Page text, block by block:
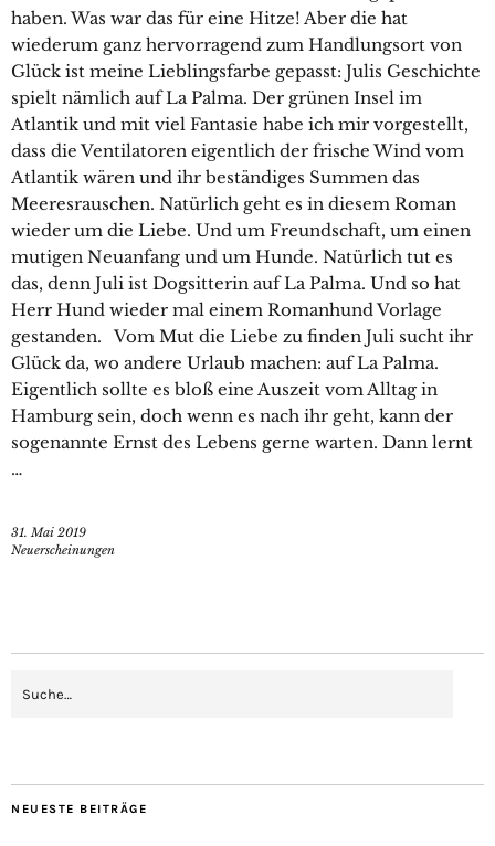
haben. Was war das für eine Hitze! Aber die hat
wiederum ganz hervorragend zum Handlungsort von
Glück ist meine Lieblingsfarbe gepasst: Julis Geschichte
spielt nämlich auf La Palma. Der grünen Insel im
Atlantik und mit viel Fantasie habe ich mir vorgestellt,
dass die Ventilatoren eigentlich der frische Wind vom
Atlantik wären und ihr beständiges Summen das
Meeresrauschen. Natürlich geht es in diesem Roman
wieder um die Liebe. Und um Freundschaft, um einen
mutigen Neuanfang und um Hunde. Natürlich tut es
das, denn Juli ist Dogsitterin auf La Palma. Und so hat
Herr Hund wieder mal einem Romanhund Vorlage
gestanden. Vom Mut die Liebe zu finden Juli sucht ihr
Glück da, wo andere Urlaub machen: auf La Palma.
Eigentlich sollte es bloß eine Auszeit vom Alltag in
Hamburg sein, doch wenn es nach ihr geht, kann der
sogenannte Ernst des Lebens gerne warten. Dann lernt
…
31. Mai 2019
Neuerscheinungen
NEUESTE BEITRÄGE